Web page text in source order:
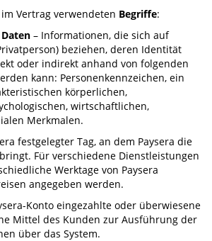
Vertrag verwendeten Begriffe:
– Informationen, die sich auf
beziehen, deren Identität
oder indirekt anhand von folgenden
kann: Personenkennzeichen, ein
körperlichen,
wirtschaftlichen,
Merkmalen.
festgelegter Tag, an dem Paysera die
Für verschiedene Dienstleistungen
Werktage von Paysera
angegeben werden.
Konto eingezahlte oder überwiesene
Mittel des Kunden zur Ausführung der
über das System.